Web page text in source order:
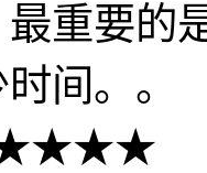
重要的
间。。
★★★★